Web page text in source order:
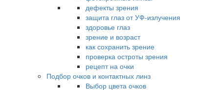
дефекты зрения
защита глаз от УФ-излучения
здоровье глаз
зрение и возраст
как сохранить зрение
проверка остроты зрения
рецепт на очки
Подбор очков и контактных линз
Выбор цвета очков